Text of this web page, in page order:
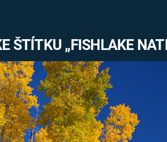
Záhady a
konspirace
UFO A
MIMOZEMŠŤANÉ
FILMY
REALITA
HORORY
ŠTÍTKU „FISHLAKE